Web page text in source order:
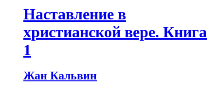
Наставление в
христианской вере. Книга
1
Жан Кальвин